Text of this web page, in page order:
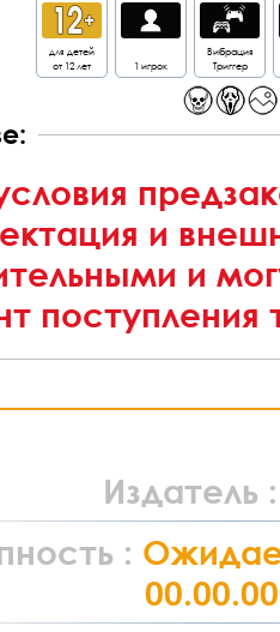
для детей
от 12 лет
1 игрок
Вибрация
Триггер
и
и
поступления
Издатель
: